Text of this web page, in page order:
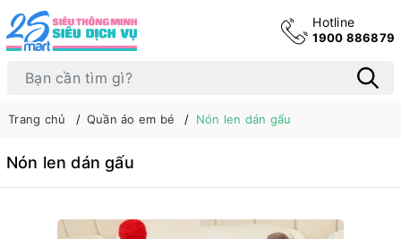
Hotline
1900 886879
Trang chủ Quần áo em bé Nón len dán gấu
Nón len dán gấu